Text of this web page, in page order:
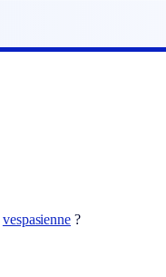
vespasienne ?